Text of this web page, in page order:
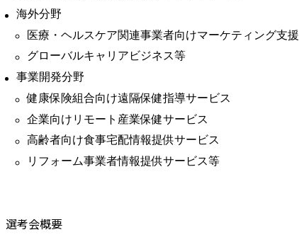
海外分野
医療・ヘルスケア関連事業者向けマーケティング支援
グローバルキャリアビジネス等
事業開発分野
健康保険組合向け遠隔保健指導サービス
企業向けリモート産業保健サービス
高齢者向け食事宅配情報提供サービス
リフォーム事業者情報提供サービス等
選考会概要